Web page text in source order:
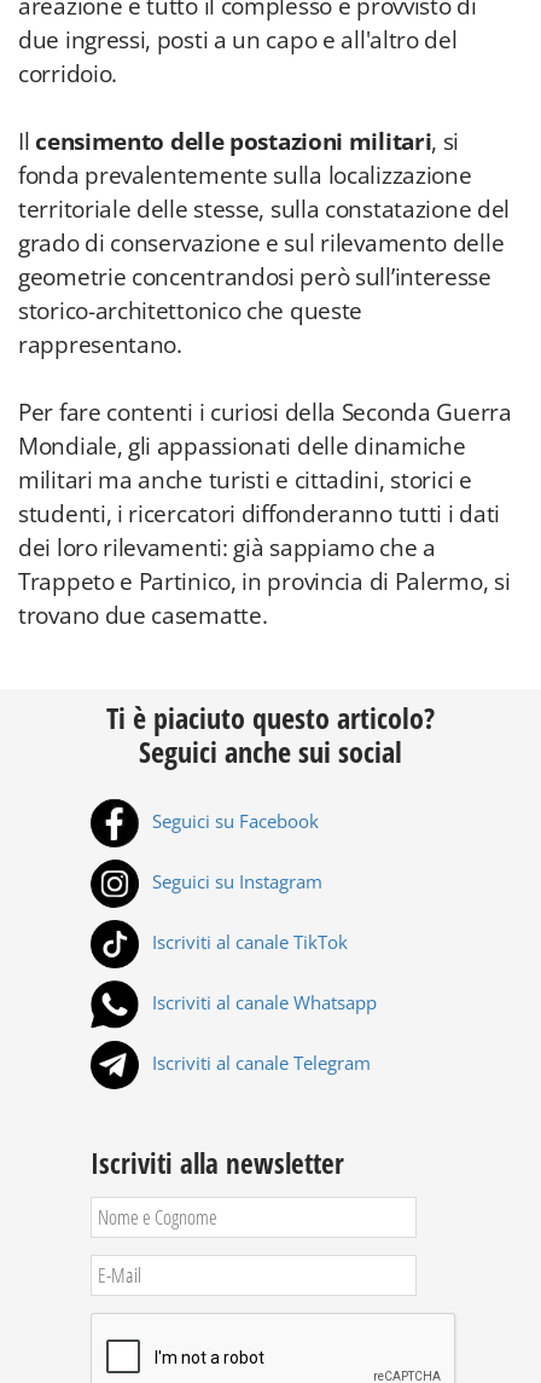
due ingressi, posti a un capo e all'altro del
corridoio.
Il censimento delle postazioni militari, si
fonda prevalentemente sulla localizzazione
territoriale delle stesse, sulla constatazione del
grado di conservazione e sul rilevamento delle
geometrie concentrandosi però sull’interesse
storico-architettonico che queste
rappresentano.
Per fare contenti i curiosi della Seconda Guerra
Mondiale, gli appassionati delle dinamiche
militari ma anche turisti e cittadini, storici e
studenti, i ricercatori diffonderanno tutti i dati
dei loro rilevamenti: già sappiamo che a
Trappeto e Partinico, in provincia di Palermo, si
trovano due casematte.
Ti è piaciuto questo articolo?
Seguici anche sui social
Seguici su Facebook
Seguici su Instagram
Iscriviti al canale TikTok
Iscriviti al canale Whatsapp
Iscriviti al canale Telegram
Iscriviti alla newsletter